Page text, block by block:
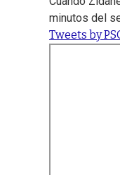
minutos del
Tweets by